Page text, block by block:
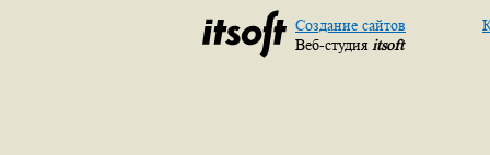
Создание сайтов
Веб-студия itsoft